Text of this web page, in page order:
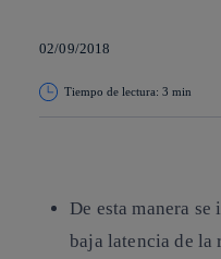
02/09/2018
Tiempo de lectura: 3 min
De esta manera
baja latencia de la